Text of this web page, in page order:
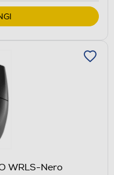
WRLS-Nero